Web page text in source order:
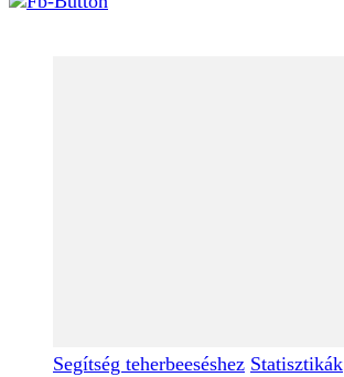
Segítség teherbeeséshez Statisztikák